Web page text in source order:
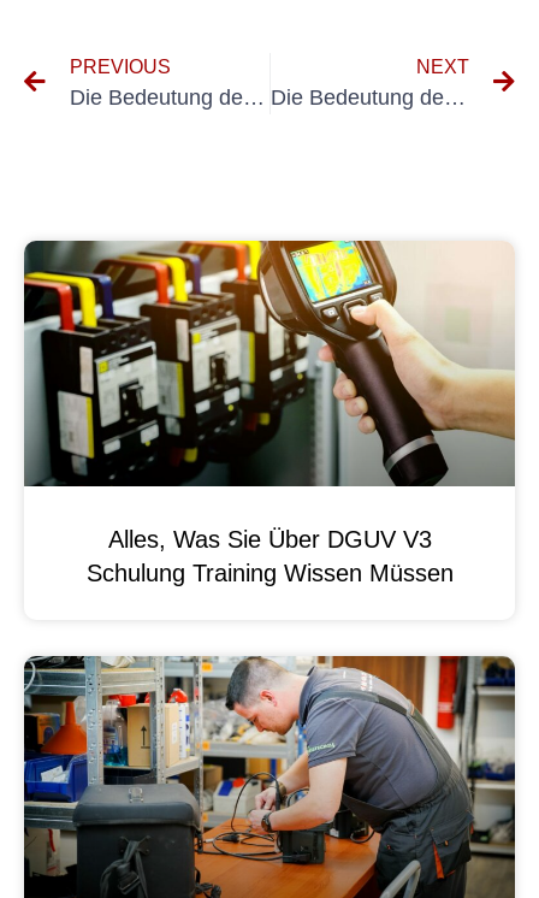
PREVIOUS
Die Bedeutung der Prüfung elektrischer Maschinen: Wartung und Sicherheit im Fokus
NEXT
Die Bedeutung der regelmäßigen Inspektion fester Installationen in industriellen Umgebungen
Alles, Was Sie Über DGUV V3
Schulung Training Wissen Müssen